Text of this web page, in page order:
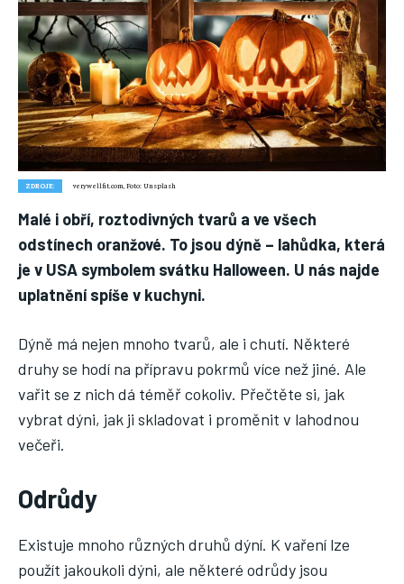
Nic není tak důležité, jako vaše zdraví.
Náš web nabízí komplexní informace a rady pro zdravý životní
styl, zahrnující nejnovější poznatky o různých onemocněních,
přínosné zdravotní praktiky, techniky jógy a rady pro
vyváženou stravu.
ZDRAVÍ
DĚTI
ONEMOCNĚNÍ
STRAVA
FITNESS
HUBNUTÍ
JÓGA
ZDROJE: verywellfit.com, Foto: Unsplash
Malé i obří, roztodivných tvarů a ve všech
odstínech oranžové. To jsou dýně – lahůdka, která
je v USA symbolem svátku Halloween. U nás najde
uplatnění spíše v kuchyni.
Dýně má nejen mnoho tvarů, ale i chutí. Některé
druhy se hodí na přípravu pokrmů více než jiné. Ale
vařit se z nich dá téměř cokoliv. Přečtěte si, jak
vybrat dýni, jak ji skladovat i proměnit v lahodnou
večeři.
Odrůdy
Existuje mnoho různých druhů dýní. K vaření lze
použít jakoukoli dýni, ale některé odrůdy jsou